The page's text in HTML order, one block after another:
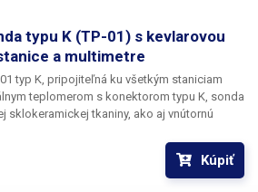
typu K (TP-01) s kevlarovou
a multimetre
typ K, pripojiteľná ku všetkým staniciam
teplomerom s konektorom typu K, sonda
sklokeramickej tkaniny, ako aj vnútornú
pri 400 °C). Sonda je identická so
teplomerom TM-902C - použiteľná ako
Kúpiť